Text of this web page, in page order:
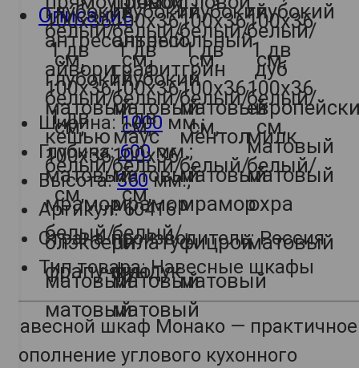
Описание
Ширина: 1000 мм.;
Глубина:600мм.;
Высота:360мм.;
Артикул: 60416
Страна-производитель: Россия
Тип товара: Навесные шкафы
Навесной шкаф Монако — практичное
дополнение углового кухонного